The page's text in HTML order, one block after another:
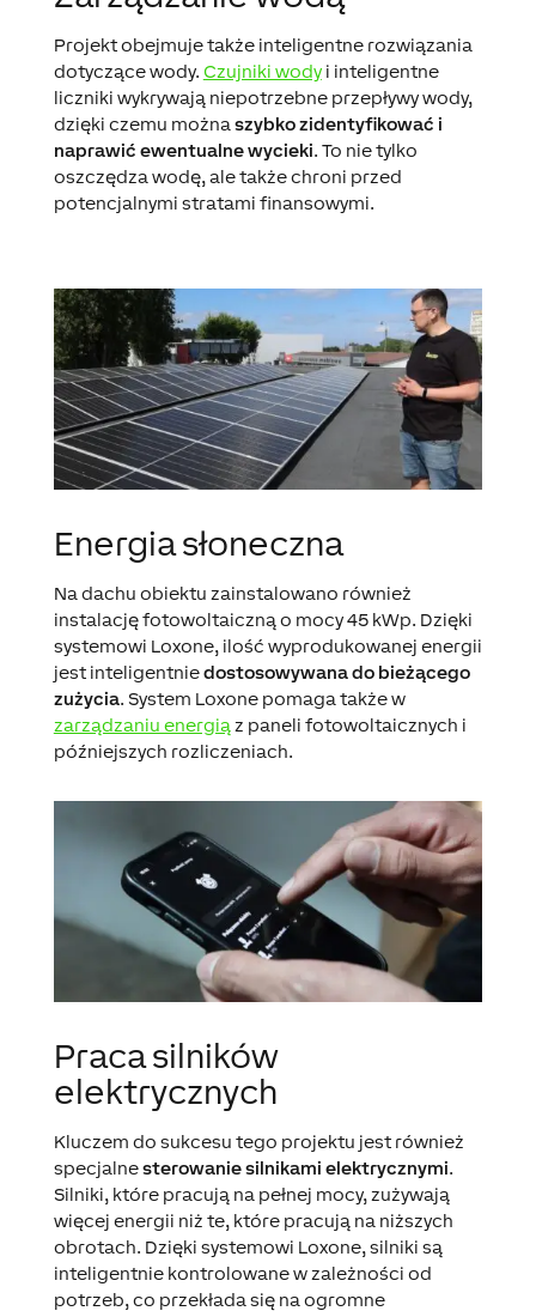
Projekt obejmuje także inteligentne rozwiązania
dotyczące wody. Czujniki wodyi inteligentne
liczniki wykrywają niepotrzebne przepływy wody,
dzięki czemu można szybko zidentyfikować i
naprawić ewentualne wycieki. To nie tylko
oszczędza wodę, ale także chroni przed
potencjalnymi stratami finansowymi.
Energia słoneczna
Na dachu obiektu zainstalowano również
instalację fotowoltaiczną o mocy 45 kWp. Dzięki
systemowi Loxone, ilość wyprodukowanej energii
jest inteligentniedostosowywana do bieżącego
zużycia. System Loxone pomaga także w
zarządzaniu energią z paneli fotowoltaicznych i
późniejszych rozliczeniach.
Praca silników
elektrycznych
Kluczem do sukcesu tego projektu jest również
specjalnesterowanie silnikami elektrycznymi.
Silniki, które pracują na pełnej mocy, zużywają
więcej energii niż te, które pracują na niższych
obrotach. Dzięki systemowi Loxone, silniki są
inteligentnie kontrolowane w zależności od
potrzeb, co przekłada się na ogromne